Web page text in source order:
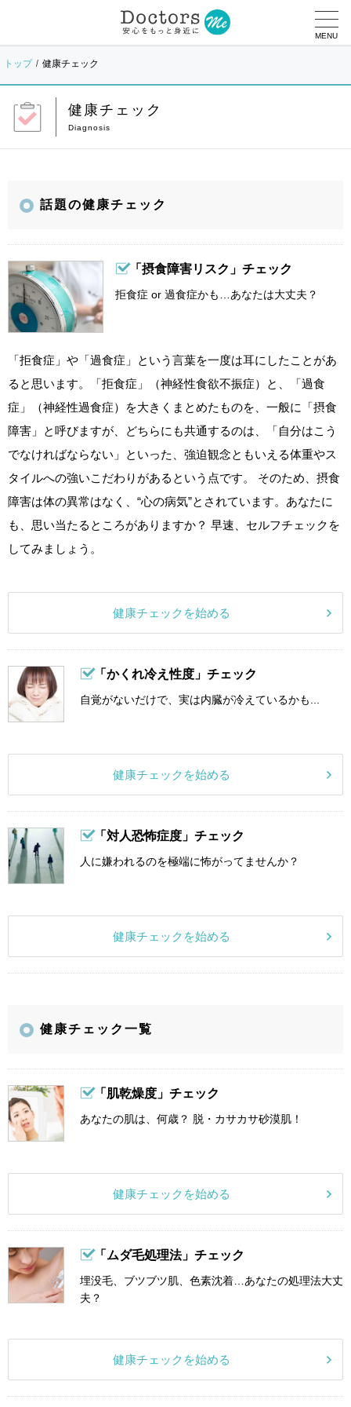
MENU
トップ 健康チェック
健康チェック
話題の健康チェック
「摂食障害リスク」チェック
拒食症 or 過食症かも…あなたは大丈夫？
「拒食症」や「過食症」という言葉を一度は耳にしたことがあ
ると思います。「拒食症」（神経性食欲不振症）と、「過食
症」（神経性過食症）を大きくまとめたものを、一般に「摂食
障害」と呼びますが、どちらにも共通するのは、「自分はこう
でなければならない」といった、強迫観念ともいえる体重やス
タイルへの強いこだわりがあるという点です。 そのため、摂食
障害は体の異常はなく、“心の病気”とされています。あなたに
も、思い当たるところがありますか？ 早速、セルフチェックを
してみましょう。
健康チェックを始める
「かくれ冷え性度」チェック
自覚がないだけで、実は内臓が冷えているかも...
健康チェックを始める
「対人恐怖症度」チェック
人に嫌われるのを極端に怖がってませんか？
健康チェックを始める
健康チェック一覧
「肌乾燥度」チェック
あなたの肌は、何歳？ 脱・カサカサ砂漠肌！
健康チェックを始める
「ムダ毛処理法」チェック
埋没毛、ブツブツ肌、色素沈着…あなたの処理法大丈
夫？
健康チェックを始める